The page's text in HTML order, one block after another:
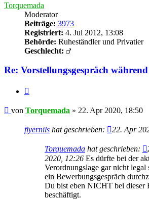
Torquemada
Moderator
Beiträge: 3973
Registriert: 4. Jul 2012, 13:08
Behörde: Ruheständler und Privatier
Geschlecht:
Re: Vorstellungsgespräch
Beitrag
von Torquemada » 22. Apr 2020, 18:50
flyernils hat geschrieben: 22. Apr
Torquemada hat geschrieben:
2020, 12:26 Es dürfte bei der
Verordnungslage gar nicht legal
ein Bewerbungsgespräch
Du bist eben NICHT bei dieser
beschäftigt.